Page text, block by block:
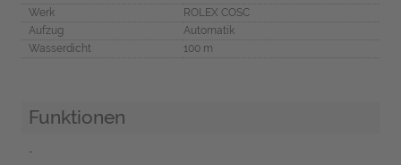
Werk
ROLEX COSC
Aufzug
Automatik
Wasserdicht
100 m
Funktionen
-